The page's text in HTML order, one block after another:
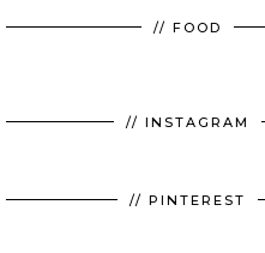
// FOOD
// INSTAGRAM
// PINTEREST